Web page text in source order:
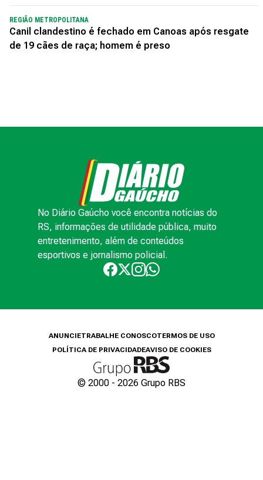
REGIÃO METROPOLITANA
Canil clandestino é fechado em Canoas após resgate
de 19 cães de raça; homem é preso
No Diário Gaúcho você encontra notícias do
RS, informações de utilidade pública, muito
entretenimento, além de conteúdos
esportivos e jornalismo policial.
ANUNCIETRABALHE CONOSCOTERMOS DE USO
POLÍTICA DE PRIVACIDADEAVISO DE COOKIES
© 2000 - 2026 Grupo RBS